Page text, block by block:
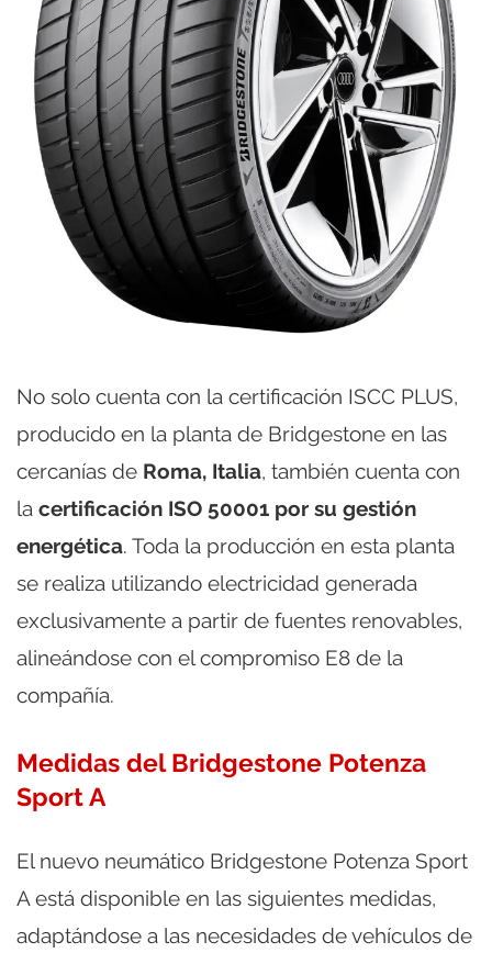
No solo cuenta con la certificación ISCC PLUS,
producido en la planta de Bridgestone en las
cercanías de Roma, Italia, también cuenta con
la certificación ISO 50001 por su gestión
energética. Toda la producción en esta planta
se realiza utilizando electricidad generada
exclusivamente a partir de fuentes renovables,
alineándose con el compromiso E8 de la
compañía.
Medidas del Bridgestone Potenza
Sport A
El nuevo neumático Bridgestone Potenza Sport
A está disponible en las siguientes medidas,
adaptándose a las necesidades de vehículos de